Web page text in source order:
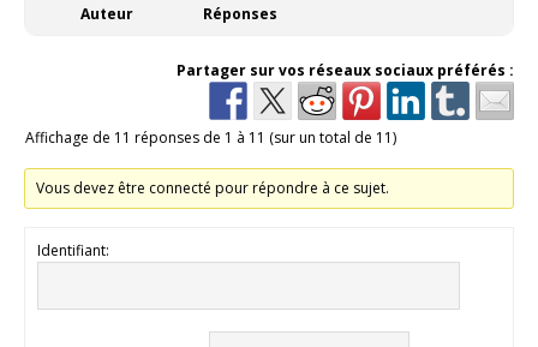
Auteur Réponses
Partager sur vos réseaux sociaux préférés :
Affichage de 11 réponses de 1 à 11 (sur un total de 11)
Vous devez être connecté pour répondre à ce sujet.
Identifiant: